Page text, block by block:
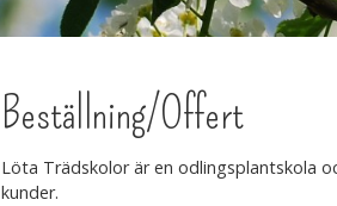
Beställning/Offert
Löta Trädskolor är en odlingsplantskola
kunder.